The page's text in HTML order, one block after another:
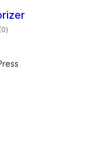
(0valoraciones
en
)